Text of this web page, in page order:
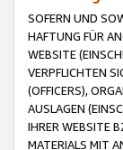
SOFERN UND
HAFTUNG FÜR
WEBSITE
VERPFLICHTEN
(OFFICERS),
AUSLAGEN
IHRER WEBSITE
MATERIALS MIT